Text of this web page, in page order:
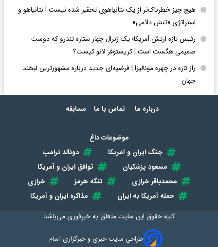
هیچ چیز خطرناک‌تر از یک نتانیاهوی تحقیر شده نیست | نتانیاهو و
استراتژی «تنش دائمی»
رئیس تازه ارتش آمریکا؛ یک ژنرال چهار ستاره تندرو که دوست
صمیمی هگست است | کریستوفر لانو کیست؟
راز تازه در چهره مونالیزا | فرضیه‌ای جدید درباره مشهورترین لبخند
جهان
درباره ما تماس با ما مسابقه
موضوعات داغ
جنگ ایران و آمریکا
دونالد ترامپ
مسعود پزشکیان
توافق ایران و آمریکا
محمدباقر خرازی
تنگه هرمز
خرازی
حمله آمریکا به ایران
مذاکره ایران و آمریکا
کلیه حقوق این سایت متعلق بهخبرفوری می‌باشد
طراحی سایت خبری و خبرگزاری آسام